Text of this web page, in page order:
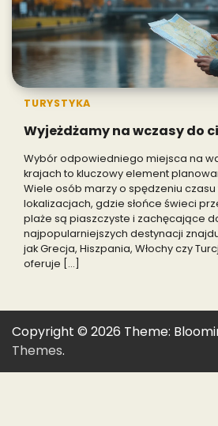
TURYSTYKA
Wyjeżdżamy na wczasy do
Wybór odpowiedniego miejsca na
krajach to kluczowy element
Wiele osób marzy o spędzeniu
lokalizacjach, gdzie słońce świeci
plaże są piaszczyste i zachęcające
najpopularniejszych destynacji
jak Grecja, Hiszpania, Włochy czy
oferuje […]
Copyright © 2026 Theme:
Themes.